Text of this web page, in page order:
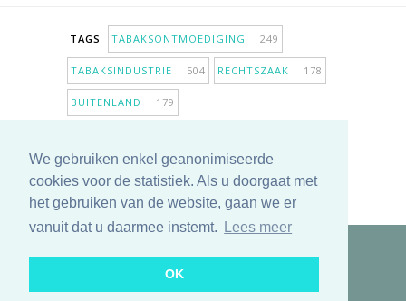
We gebruiken enkel geanonimiseerde
cookies voor de statistiek. Als u doorgaat met
het gebruiken van de website, gaan we er
vanuit dat u daarmee instemt.
Lees meer
OK
TAGS TABAKSONTMOEDIGING 249
TABAKSINDUSTRIE 504 RECHTSZAAK 178
BUITENLAND 179
ANTIROOKBELEID307 ONDERZOEK
MEER TAGS TONEN
Copyright © 2025 TabakNee - Rookpreventie Jeugd